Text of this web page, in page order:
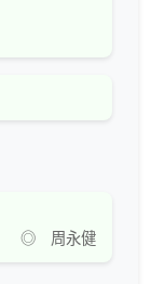
◎ 周永健